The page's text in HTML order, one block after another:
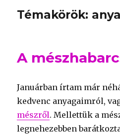
Témakörök:
A
Januárban írtam már
kedvenc anyagaimról,
mészről. Mellettük a
legnehezebben